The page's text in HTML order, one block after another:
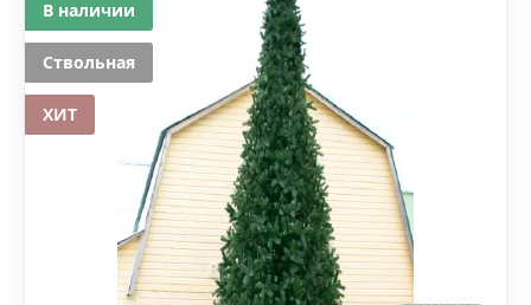
В наличии
Ствольная
ХИТ